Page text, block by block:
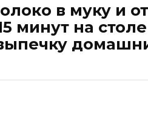
в муку и
минут на